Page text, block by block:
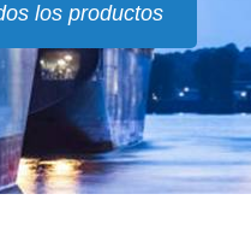
los productos